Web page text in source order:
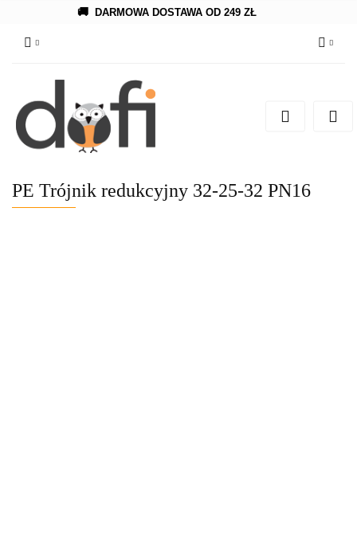
🚚 DARMOWA DOSTAWA OD 249 ZŁ
Zarejestruj się
PE Trójnik redukcyjny 32-25-32 PN16